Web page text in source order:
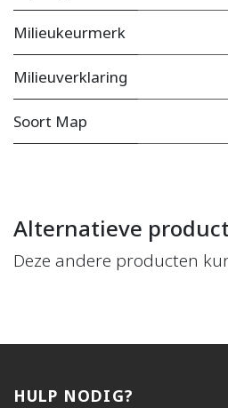
Milieukeurmerk
Milieuverklaring
Soort Map
Alternatieve
Deze andere producten
HULP NODIG?